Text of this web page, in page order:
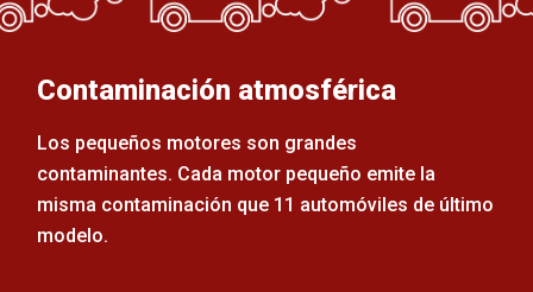
Contaminación atmosférica
Los pequeños motores son grandes
contaminantes. Cada motor pequeño emite la
misma contaminación que 11 automóviles de último
modelo.